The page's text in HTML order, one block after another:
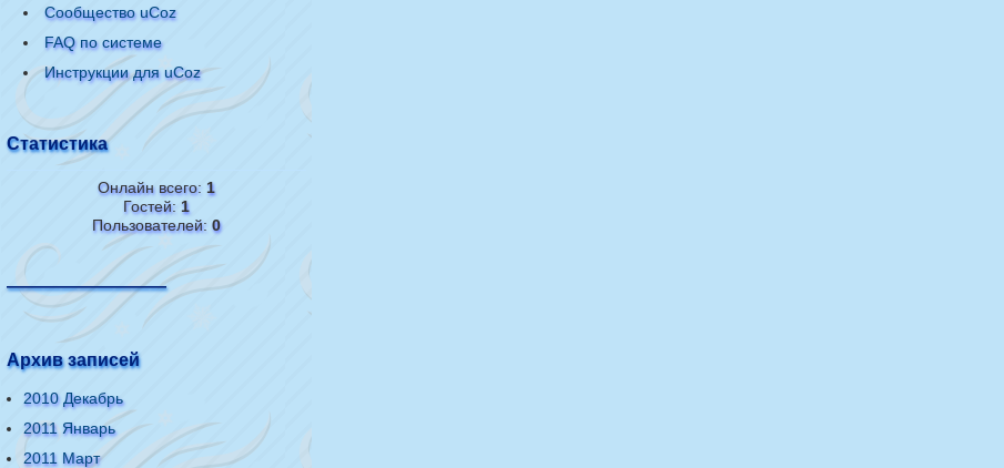
Сообщество uCoz
FAQ по системе
Инструкции для uCoz
Статистика
Онлайн всего: 1
Гостей: 1
Пользователей: 0
—————————
Архив записей
2010 Декабрь
2011 Январь
2011 Март